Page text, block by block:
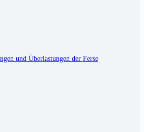
und Überlastungen der Ferse